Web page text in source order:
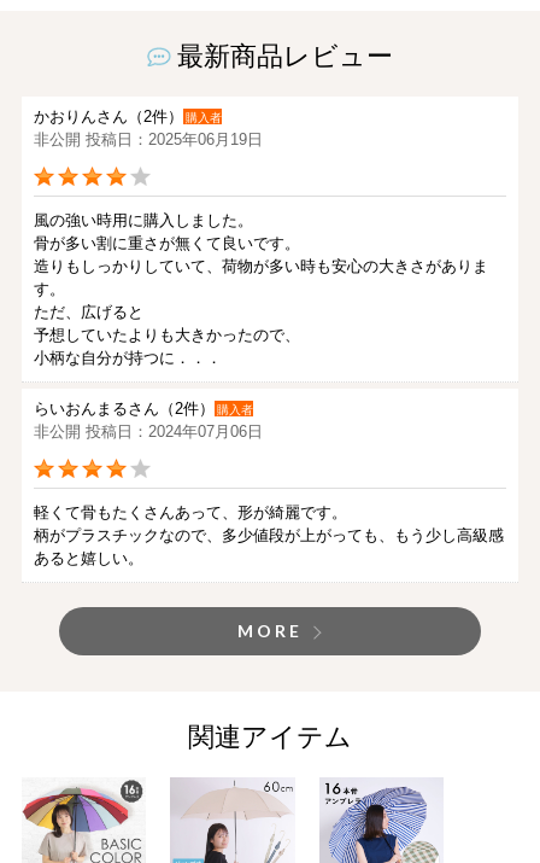
最新商品レビュー
かおりんさん（2件） 購入者
非公開 投稿日：2025年06月19日
風の強い時用に購入しました。
骨が多い割に重さが無くて良いです。
造りもしっかりしていて、荷物が多い時も安心の大きさがありま
す。
ただ、広げると
予想していたよりも大きかったので、
小柄な自分が持つに．．．
らいおんまるさん（2件） 購入者
非公開 投稿日：2024年07月06日
軽くて骨もたくさんあって、形が綺麗です。
柄がプラスチックなので、多少値段が上がっても、もう少し高級感
あると嬉しい。
MORE
関連アイテム